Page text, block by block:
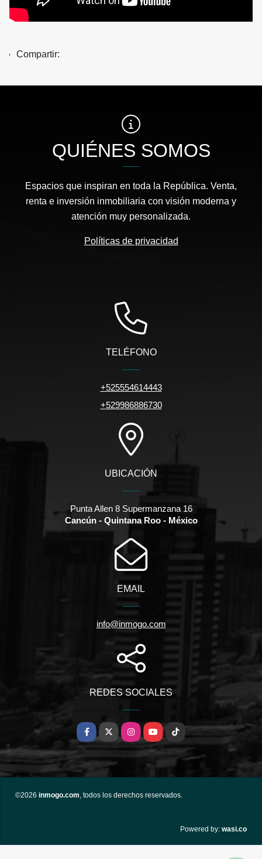
Compartir:
QUIÉNES SOMOS
Espacios que inspiran en toda la República. Venta,
renta e inversión inmobiliaria con visión moderna y
atención muy personalizada.
Políticas de privacidad
TELÉFONO
+525554614443
+529986886730
UBICACIÓN
Punta Allen 8 Supermanzana 16
Cancún - Quintana Roo - México
EMAIL
info@inmogo.com
REDES SOCIALES
Facebook
X InstagramYouTubeTikTok
©2026 inmogo.com, todos los derechos reservados.
Powered by: wasi.co